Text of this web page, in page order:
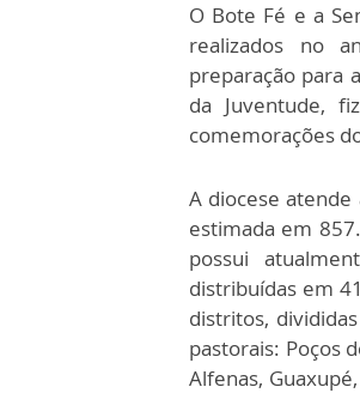
O Bote Fé e a
realizados no
preparação para
da Juventude,
comemorações
A diocese
estimada em
possui
distribuídas em
distritos,
pastorais: Poços
Alfenas,